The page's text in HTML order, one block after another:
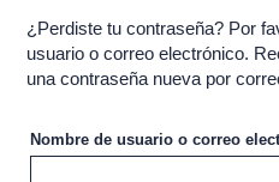
¿Perdiste tu contraseña? Por
usuario o correo electrónico.
una contraseña nueva por
Nombre de usuario o correo